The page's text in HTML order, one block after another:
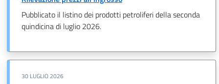
Pubblicato il listino dei prodotti petroliferi della seconda
quindicina di luglio 2026.
30 LUGLIO 2026